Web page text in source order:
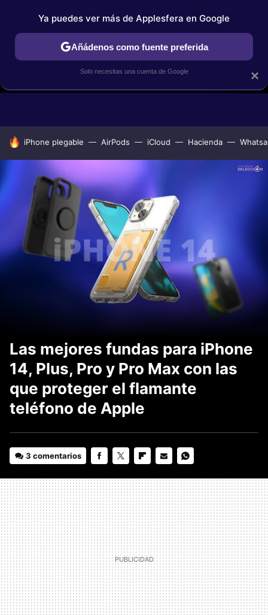
GUÍAS DE COMPRA COMPARATIVAS APPLE VS OTROS
HOY SE HABLA DE
iPhone plegable AirPods iCloud Hacienda
Las mejores fundas para iPhone
14, Plus, Pro y Pro Max con las
que proteger el flamante
teléfono de Apple
3 comentarios
MAIL
×
Ya puedes ver más de Applesfera en Google
Añádenos como fuente preferida
Solo necesitas una cuenta de Google